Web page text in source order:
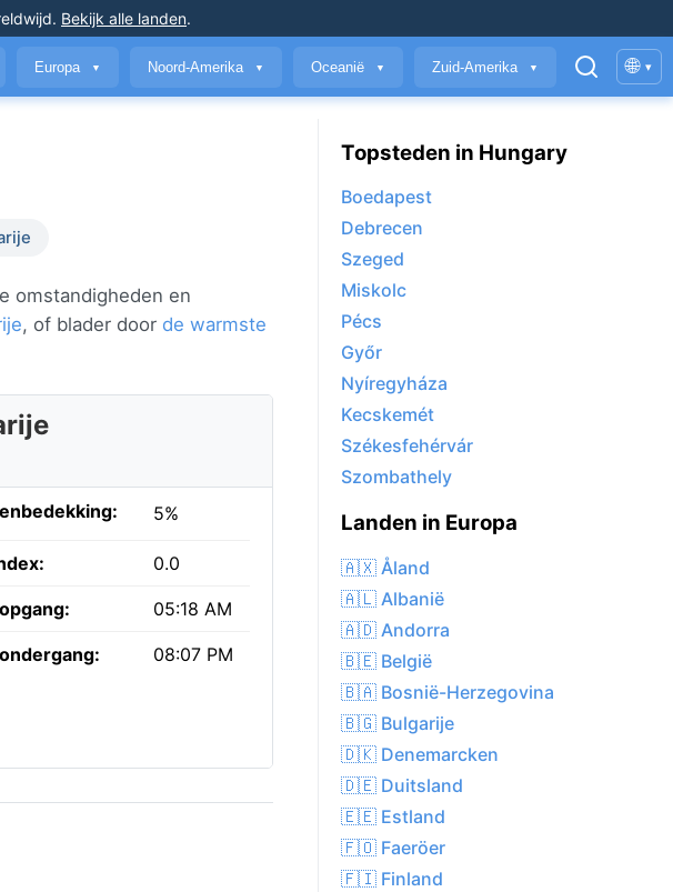
. Bekijk alle landen.
Europa ▼ Noord-Amerika ▼ Oceanië ▼ Zuid-Amerika ▼ 🌐 ▾
omstandigheden en
, of blader door de warmste
5%
0.0
05:18 AM
08:07 PM
Topsteden in Hungary
Boedapest
Debrecen
Szeged
Miskolc
Pécs
Győr
Nyíregyháza
Kecskemét
Székesfehérvár
Szombathely
Landen in Europa
🇦🇽 Åland
🇦🇱 Albanië
🇦🇩 Andorra
🇧🇪 België
🇧🇦 Bosnië-Herzegovina
🇧🇬 Bulgarije
🇩🇰 Denemarcken
🇩🇪 Duitsland
🇪🇪 Estland
🇫🇴 Faeröer
🇫🇮 Finland